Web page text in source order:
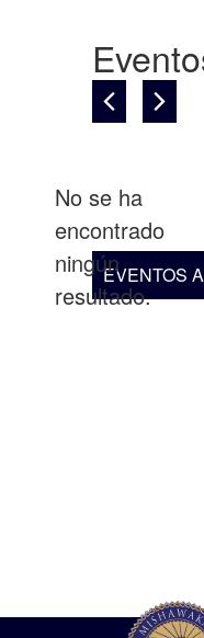
Notice
No se ha
encontrado
ningún
resultado.
EVENTOS